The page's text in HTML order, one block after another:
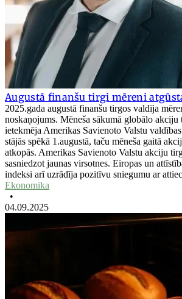
Augustā finanšu tirgi mēreni
2025.gada augustā finanšu tirgos valdīja
noskaņojums. Mēneša sākumā globālo akciju
ietekmēja Amerikas Savienoto Valstu
stājās spēkā 1.augustā, taču mēneša gaitā
atkopās. Amerikas Savienoto Valstu akciju
sasniedzot jaunas virsotnes. Eiropas un
indeksi arī uzrādīja pozitīvu sniegumu ar
Ekonomika
•
04.09.2025